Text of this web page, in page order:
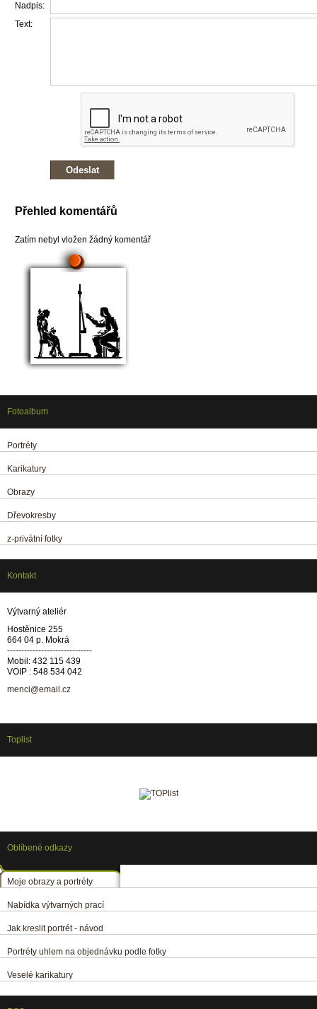
Nadpis:
Text:
Přehled komentářů
Zatím nebyl vložen žádný komentář
Fotoalbum
Portréty
Karikatury
Obrazy
Dřevokresby
z-privátní fotky
Kontakt
Výtvarný ateliér
Hostěnice 255
664 04 p. Mokrá
------------------------------
Mobil: 432 115 439
VOIP : 548 534 042
menci@email.cz
Toplist
Oblíbené odkazy
Moje obrazy a portréty
Nabídka výtvarných prací
Jak kreslit portrét - návod
Portréty uhlem na objednávku podle fotky
Veselé karikatury